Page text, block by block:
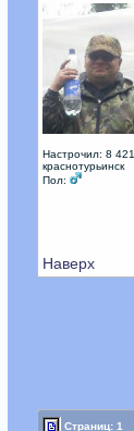
Настрочил: 8 421
краснотурьинск
Пол:
Наверх
Страниц: 1